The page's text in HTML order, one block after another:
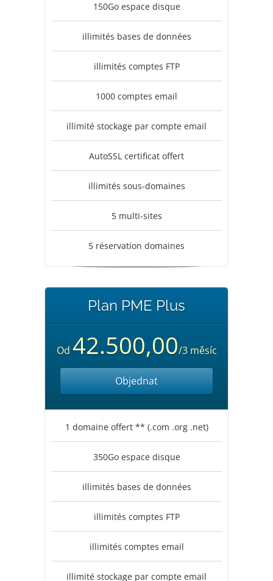
150Go espace disque
illimités bases de données
illimités comptes FTP
1000 comptes email
illimité stockage par compte email
AutoSSL certificat offert
illimités sous-domaines
5 multi-sites
5 réservation domaines
Plan PME Plus
Od 42.500,00/3 měsíc
Objednat
1 domaine offert ** (.com .org .net)
350Go espace disque
illimités bases de données
illimités comptes FTP
illimités comptes email
illimité stockage par compte email